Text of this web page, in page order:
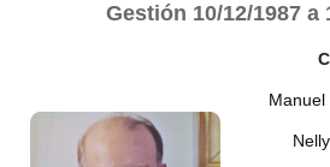
NORMATIVA
Declaraciones
Gestión 10/12/1987 a
Manuel